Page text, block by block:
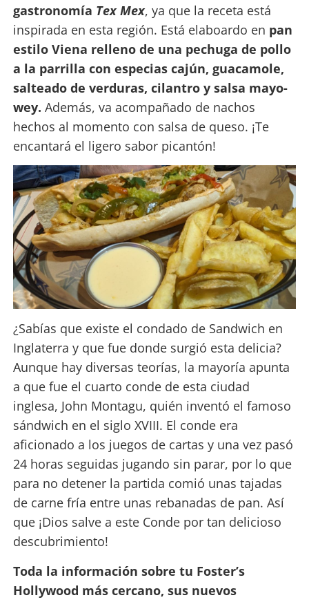
gastronomía Tex Mex, ya que la receta está
inspirada en esta región. Está elaboardo en pan
estilo Viena relleno de una pechuga de pollo
a la parrilla con especias cajún, guacamole,
salteado de verduras, cilantro y salsa mayo-
wey. Además, va acompañado de nachos
hechos al momento con salsa de queso. ¡Te
encantará el ligero sabor picantón!
¿Sabías que existe el condado de Sandwich en
Inglaterra y que fue donde surgió esta delicia?
Aunque hay diversas teorías, la mayoría apunta
a que fue el cuarto conde de esta ciudad
inglesa, John Montagu, quién inventó el famoso
sándwich en el siglo XVIII. El conde era
aficionado a los juegos de cartas y una vez pasó
24 horas seguidas jugando sin parar, por lo que
para no detener la partida comió unas tajadas
de carne fría entre unas rebanadas de pan. Así
que ¡Dios salve a este Conde por tan delicioso
descubrimiento!
Toda la información sobre tu Foster’s
Hollywood más cercano, sus nuevos